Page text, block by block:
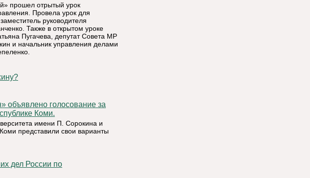
прошел отрытый урок
Провела урок для
руководителя
Также в открытом уроке
Пугачева, депутат Совета МР
и начальник управления делами
Коми.
имени П. Сорокина и
представили свои варианты